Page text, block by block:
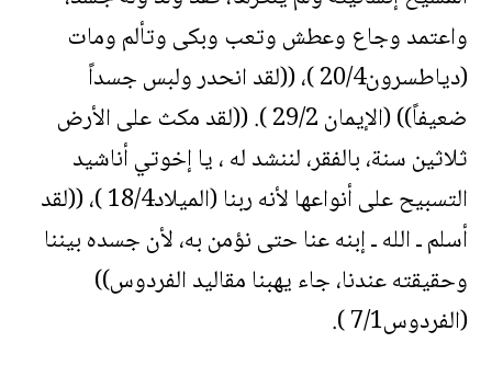
واعتمد وجاع وعطش وتعب وبكى وتألم ومات
(دياطسرون20/4 )، ((لقد انحدر ولبس جسداً
ضعيفاً)) (الإيمان 29/2 ). ((لقد مكث على الأرض
ثلاثين سنة، بالفقر، لننشد له ، يا إخوتي أناشيد
التسبيح على أنواعها لأنه ربنا (الميلاد18/4 )، ((لقد
أسلم ـ الله ـ إبنه عنا حتى نؤمن به، لأن جسده بيننا
وحقيقته عندنا، جاء يهبنا مقاليد الفردوس))
(الفردوس7/1 ).